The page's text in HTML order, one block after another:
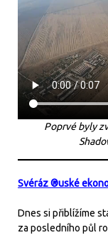
Poprvé byly
Svéráz ®uské
Dnes si přiblížíme
za posledního půl